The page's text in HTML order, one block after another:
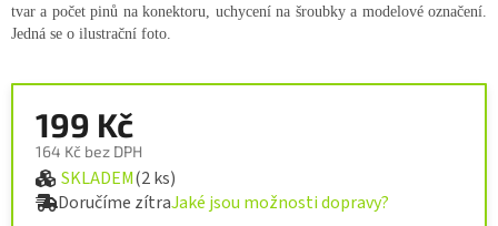
199 Kč
164 Kč bez DPH
Měrná cena:
SKLADEM(2 ks)
Doručíme zítraJaké jsou možnosti dopravy?
tvar a počet pinů na konektoru, uchycení na šroubky a modelové označení.
Jedná se o ilustrační foto.